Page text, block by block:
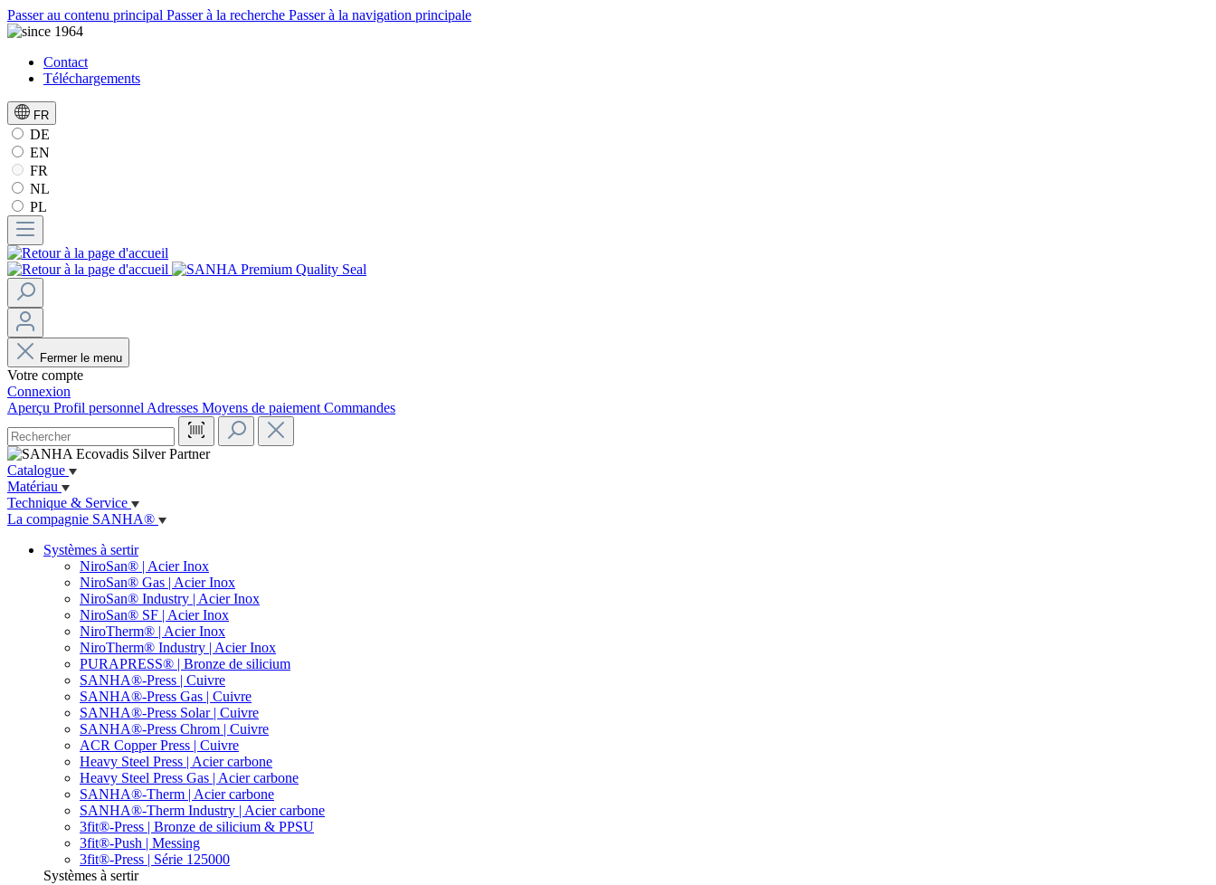
Passer au contenu principal Passer à la recherche Passer à la navigation principale
Contact
Téléchargements
FR
DE
EN
FR
NL
PL
Fermer le menu
Votre compte
Connexion
Aperçu Profil personnel Adresses Moyens de paiement Commandes
Catalogue
Matériau
Technique & Service
La compagnie SANHA®
Systèmes à sertir
NiroSan® | Acier Inox
NiroSan® Gas | Acier Inox
NiroSan® Industry | Acier Inox
NiroSan® SF | Acier Inox
NiroTherm® | Acier Inox
NiroTherm® Industry | Acier Inox
PURAPRESS® | Bronze de silicium
SANHA®-Press | Cuivre
SANHA®-Press Gas | Cuivre
SANHA®-Press Solar | Cuivre
SANHA®-Press Chrom | Cuivre
ACR Copper Press | Cuivre
Heavy Steel Press | Acier carbone
Heavy Steel Press Gas | Acier carbone
SANHA®-Therm | Acier carbone
SANHA®-Therm Industry | Acier carbone
3fit®-Press | Bronze de silicium & PPSU
3fit®-Push | Messing
3fit®-Press | Série 125000
Systèmes à sertir